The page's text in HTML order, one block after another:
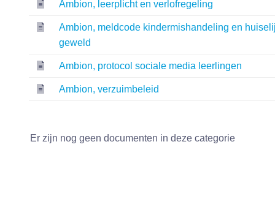
Ambion, leerplicht en verlofregeling
Ambion, meldcode kindermishandeling en
geweld
Ambion, protocol sociale media leerlingen
Ambion, verzuimbeleid
Er zijn nog geen documenten in deze categorie